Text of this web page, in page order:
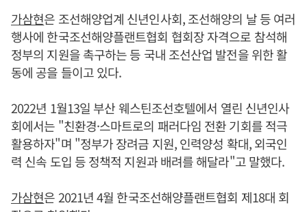
가삼현은 조선해양업계 신년인사회, 조선해양의 날 등 여러
행사에 한국조선해양플랜트협회 협회장 자격으로 참석해
정부의 지원을 촉구하는 등 국내 조선산업 발전을 위한 활
동에 공을 들이고 있다.
2022년 1월13일 부산 웨스틴조선호텔에서 열린 신년인사
회에서는 "친환경·스마트로의 패러다임 전환 기회를 적극
활용하자"며 "정부가 장려금 지원, 인력양성 확대, 외국인
력 신속 도입 등 정책적 지원과 배려를 해달라"고 말했다.
가삼현은 2021년 4월 한국조선해양플랜트협회 제18대 회